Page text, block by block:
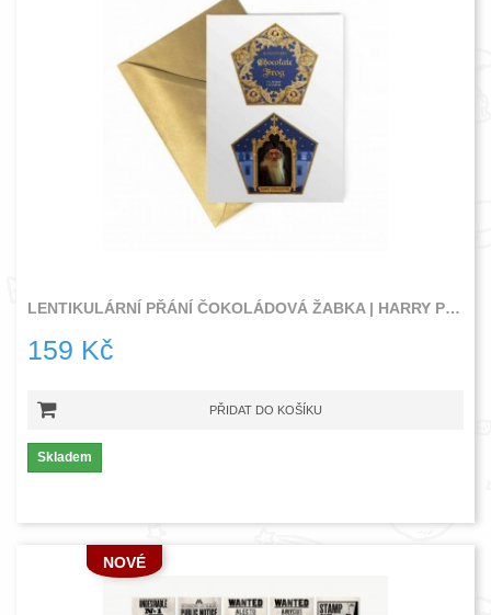
LENTIKULÁRNÍ PŘÁNÍ ČOKOLÁDOVÁ ŽABKA | HARRY POTTER
159 Kč
PŘIDAT DO KOŠÍKU
Skladem
NOVÉ